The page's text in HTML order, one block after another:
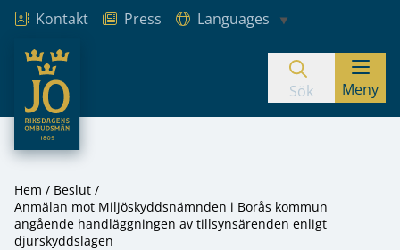
Hoppa till innehåll
Kontakt Press
Languages
JO – Riksdagens Ombudsmän
Sök Meny
Hem
Beslut
Anmälan mot Miljöskyddsnämnden i Borås kommun
angående handläggningen av tillsynsärenden enligt
djurskyddslagen